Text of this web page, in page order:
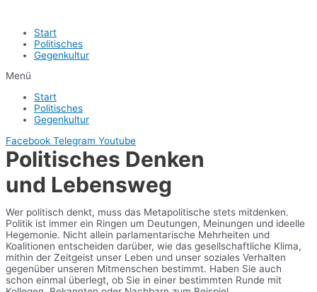
Start
Politisches
Gegenkultur
Menü
Start
Politisches
Gegenkultur
Facebook Telegram Youtube
Politisches Denken
und Lebensweg
Wer politisch denkt, muss das Metapolitische stets mitdenken.
Politik ist immer ein Ringen um Deutungen, Meinungen und ideelle
Hegemonie. Nicht allein parlamentarische Mehrheiten und
Koalitionen entscheiden darüber, wie das gesellschaftliche Klima,
mithin der Zeitgeist unser Leben und unser soziales Verhalten
gegenüber unseren Mitmenschen bestimmt. Haben Sie auch
schon einmal überlegt, ob Sie in einer bestimmten Runde mit